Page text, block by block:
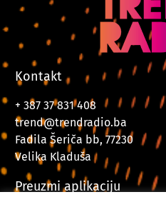
Kontakt
+ 387 37 831 408
trend@trendradio.ba
Fadila Šeriča bb, 77230
Velika Kladuša
Preuzmi aplikaciju